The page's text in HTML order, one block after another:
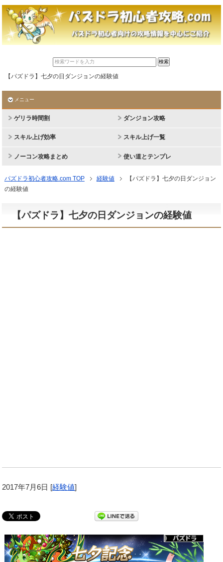
【パズドラ】七夕の日ダンジョンの経験値
メニュー
ゲリラ時間割 ダンジョン攻略
スキル上げ効率 スキル上げ一覧
ノーコン攻略まとめ 使い道とテンプレ
パズドラ初心者攻略.com TOP 経験値
【パズドラ】七夕の日ダンジョン
の経験値
【パズドラ】七夕の日ダンジョンの経験値
2017年7月6日 [経験値]